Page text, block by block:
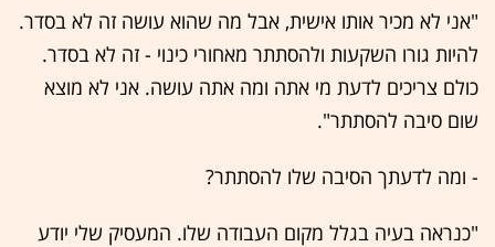
"אני לא מכיר אותו אישית, אבל מה שהוא עושה זה לא בסדר.
להיות גורו השקעות ולהסתתר מאחורי כינוי - זה לא בסדר.
כולם צריכים לדעת מי אתה ומה אתה עושה. אני לא מוצא
שום סיבה להסתתר".
- ומה לדעתך הסיבה שלו להסתתר?
"כנראה בעיה בגלל מקום העבודה שלו. המעסיק שלי יודע